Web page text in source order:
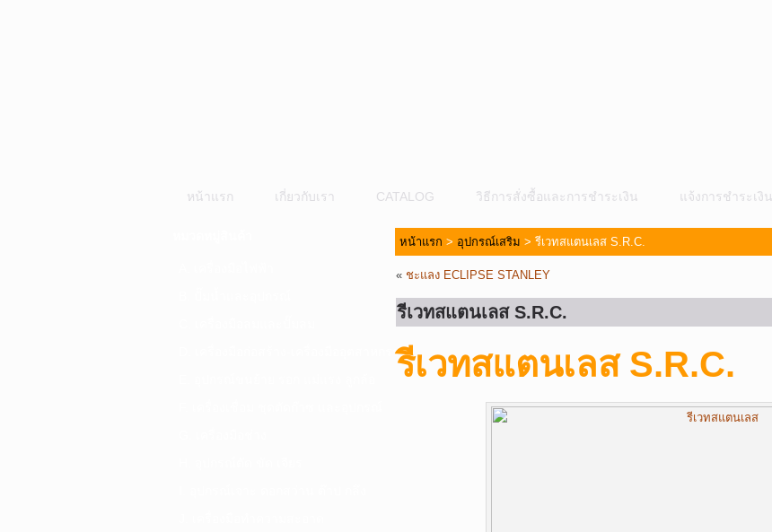
หน้าแรก เกี่ยวกับเรา CATALOG วิธีการสั่งซื้อและการชำระเงิน แจ้งการชำระเงิน
D. เครื่องมือก่อสร้าง-เครื่องมืออุตสาหกรรม
หน้าแรก > อุปกรณ์เสริม > รีเวทสแตนเลส S.R.C.
« ชะแลง ECLIPSE STANLEY
รีเวทสแตนเลส S.R.C.
รีเวทสแตนเลส S.R.C.